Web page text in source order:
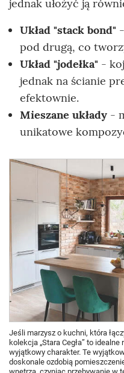
jednak ułożyć ją
Układ "stack bond"
pod drugą, co
Układ "jodełka" -
jednak na ścianie
efektownie.
Mieszane układy -
unikatowe
Jeśli marzysz o kuchni, która
kolekcja „Stara Cegła” to
wyjątkowy charakter. Te
doskonale ozdobią